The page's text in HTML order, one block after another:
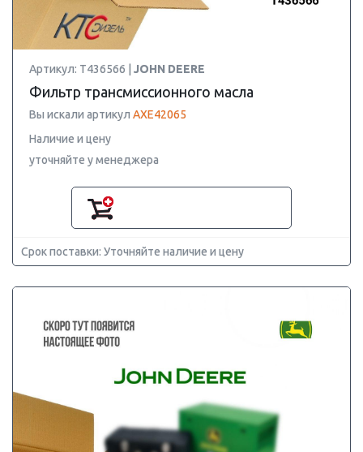
Артикул: T436566 | JOHN DEERE
Фильтр трансмиссионного масла
Вы искали артикул AXE42065
Наличие и цену
уточняйте у менеджера
Срок поставки: Уточняйте наличие и цену